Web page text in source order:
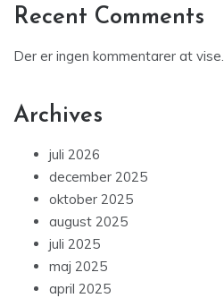
Recent Comments
Der er ingen kommentarer at vise.
Archives
juli 2026
december 2025
oktober 2025
august 2025
juli 2025
maj 2025
april 2025